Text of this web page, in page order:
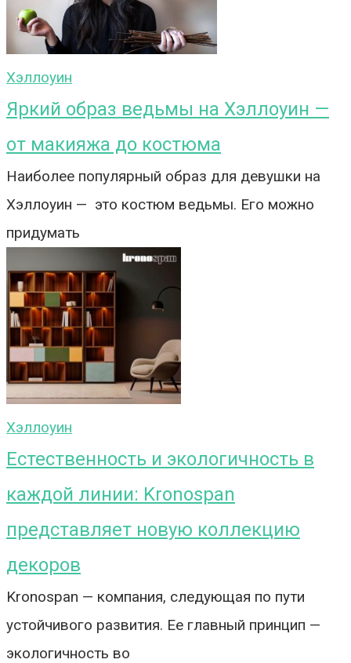
Хэллоуин
Яркий образ ведьмы на Хэллоуин —
от макияжа до костюма
Наиболее популярный образ для девушки на
Хэллоуин — это костюм ведьмы. Его можно
придумать
Хэллоуин
Естественность и экологичность в
каждой линии: Kronospan
представляет новую коллекцию
декоров
Kronospan — компания, следующая по пути
устойчивого развития. Ее главный принцип —
экологичность во